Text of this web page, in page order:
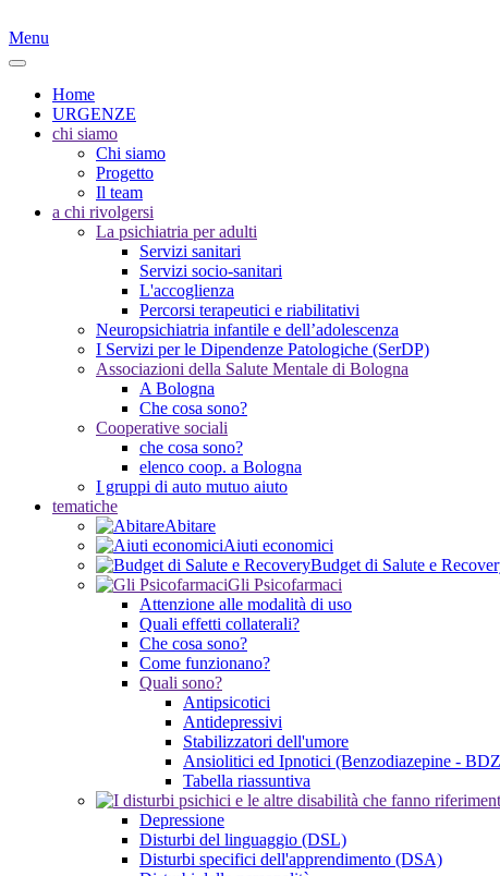
Menu
Home
URGENZE
chi siamo
Chi siamo
Progetto
Il team
a chi rivolgersi
La psichiatria per adulti
Servizi sanitari
Servizi socio-sanitari
L'accoglienza
Percorsi terapeutici e riabilitativi
Neuropsichiatria infantile e dell’adolescenza
I Servizi per le Dipendenze Patologiche (SerDP)
Associazioni della Salute Mentale di Bologna
A Bologna
Che cosa sono?
Cooperative sociali
che cosa sono?
elenco coop. a Bologna
I gruppi di auto mutuo aiuto
tematiche
Abitare
Aiuti economici
Budget di Salute e
Gli Psicofarmaci
Attenzione alle modalità di uso
Quali effetti collaterali?
Che cosa sono?
Come funzionano?
Quali sono?
Antipsicotici
Antidepressivi
Stabilizzatori dell'umore
Ansiolitici ed Ipnotici (Benzodiazepine -
Tabella riassuntiva
Depressione
Disturbi del linguaggio (DSL)
Disturbi specifici dell'apprendimento (DSA)